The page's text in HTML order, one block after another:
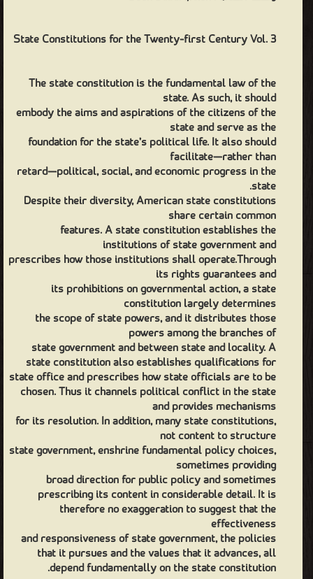
State Constitutions for the Twenty-first Century Vol. 3
The state constitution is the fundamental law of the
state. As such, it should
embody the aims and aspirations of the citizens of the
state and serve as the
foundation for the state’s political life. It also should
facilitate—rather than
retard—political, social, and economic progress in the
state.
Despite their diversity, American state constitutions
share certain common
features. A state constitution establishes the
institutions of state government and
prescribes how those institutions shall operate.Through
its rights guarantees and
its prohibitions on governmental action, a state
constitution largely determines
the scope of state powers, and it distributes those
powers among the branches of
state government and between state and locality. A
state constitution also establishes qualifications for
state office and prescribes how state officials are to be
chosen. Thus it channels political conflict in the state
and provides mechanisms
for its resolution. In addition, many state constitutions,
not content to structure
state government, enshrine fundamental policy choices,
sometimes providing
broad direction for public policy and sometimes
prescribing its content in considerable detail. It is
therefore no exaggeration to suggest that the
effectiveness
and responsiveness of state government, the policies
that it pursues and the values that it advances, all
depend fundamentally on the state constitution.